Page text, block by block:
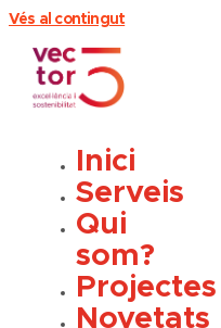
Vés al contingut
Inici
Serveis
Qui
som?
Projectes
Novetats